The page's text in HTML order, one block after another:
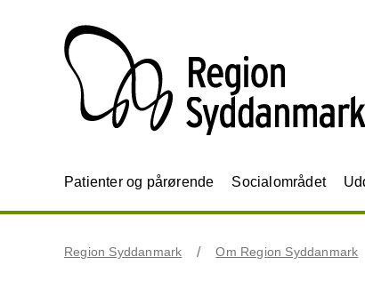
Patienter og pårørende Socialområdet
Region Syddanmark Om Region Syddanmark